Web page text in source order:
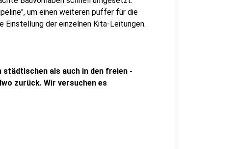
um einen weiteren puffer für die
Einstellung der einzelnen Kita-Leitungen.
städtischen als auch in den freien -
zurück. Wir versuchen es